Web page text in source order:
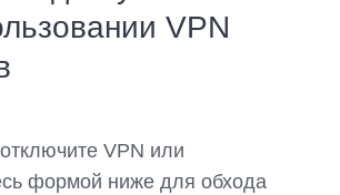
VPN
VPN или
формой ниже для обхода